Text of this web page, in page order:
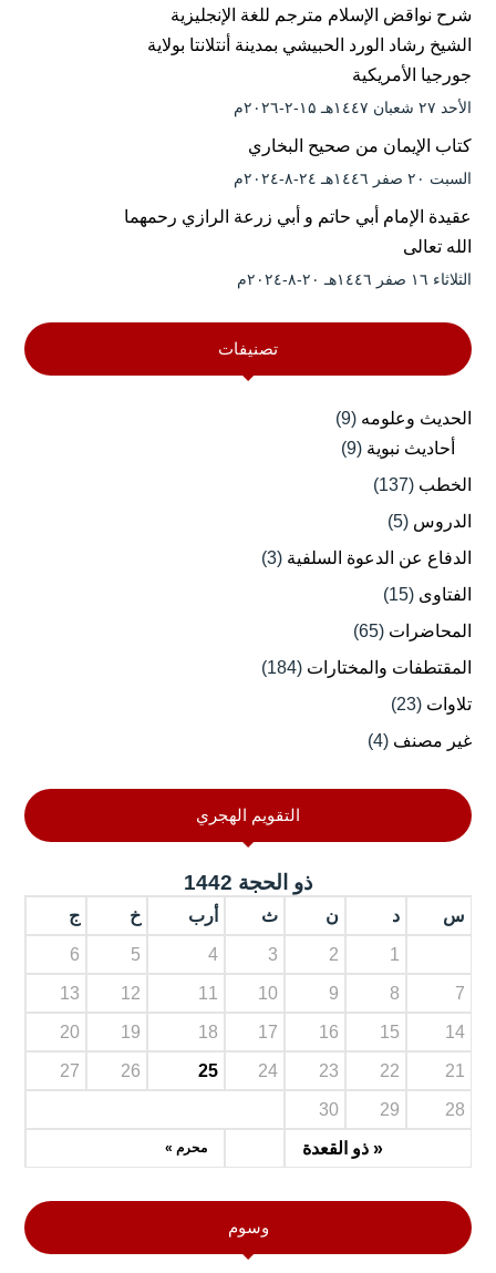
شرح نواقض الإسلام مترجم للغة الإنجليزية
الشيخ رشاد الورد الحبيشي بمدينة أنتلانتا بولاية
جورجيا الأمريكية
الأحد ۲۷ شعبان ۱٤٤۷هـ ۱۵-۲-۲۰۲٦م
كتاب الإيمان من صحيح البخاري
السبت ۲۰ صفر ۱٤٤٦هـ ۲٤-۸-۲۰۲٤م
عقيدة الإمام أبي حاتم و أبي زرعة الرازي رحمهما
الله تعالى
الثلاثاء ۱٦ صفر ۱٤٤٦هـ ۲۰-۸-۲۰۲٤م
تصنيفات
الحديث وعلومه (9)
أحاديث نبوية (9)
الخطب (137)
الدروس (5)
الدفاع عن الدعوة السلفية (3)
الفتاوى (15)
المحاضرات (65)
المقتطفات والمختارات (184)
تلاوات (23)
غير مصنف (4)
التقويم الهجري
ذو الحجة 1442
س د ن ث أرب خ ج
« ذو القعدة محرم »
1
2
3
4
5
6
7
8
9
10
11
12
13
14
15
16
17
18
19
20
21
22
23
24
25
26
27
28
29
30
وسوم